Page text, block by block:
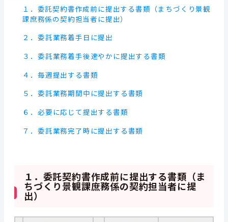
１．委託契約書作成前に提出する書類（まちづくり景観
課庶務係の契約担当者に提出）
２．委託業務着手日に提出
３．委託業務着手後速やかに提出する書類
４．毎週提出する書類
５．委託業務期間中に提出する書類
６．必要に応じて提出する書類
７．委託業務完了時に提出する書類
１．委託契約書作成前に提出する書類（ま
ちづくり景観課庶務係の契約担当者に提
出）